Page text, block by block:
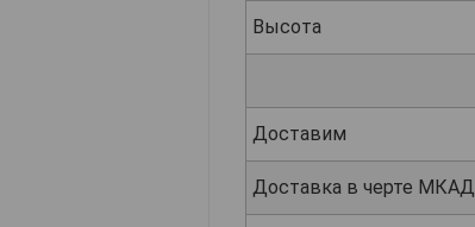
Высота
Доставим
Доставка в черте МКАД